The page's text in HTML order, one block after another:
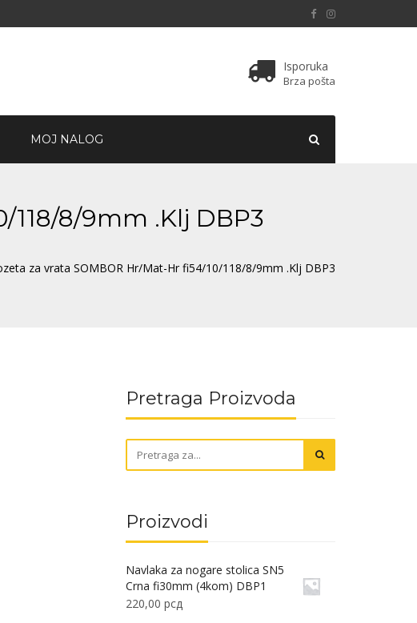
Isporuka
Brza pošta
MOJ NALOG
118/8/9mm .Klj DBP3
za vrata SOMBOR Hr/Mat-Hr fi54/10/118/8/9mm .Klj DBP3
Pretraga Proizvoda
Proizvodi
Navlaka za nogare stolica SN5
Crna fi30mm (4kom) DBP1
220,00 рсд